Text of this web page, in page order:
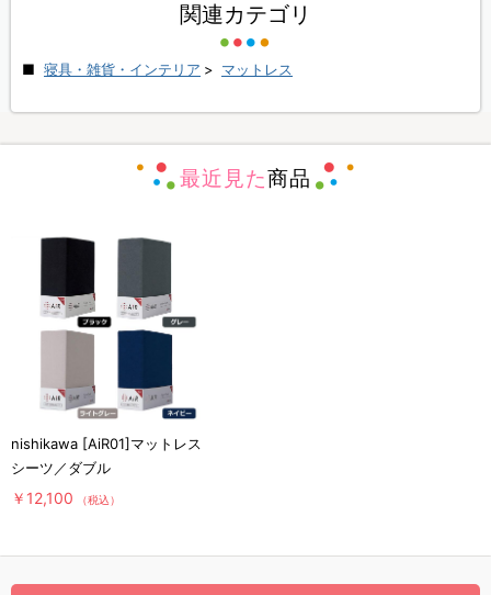
関連カテゴリ
寝具・雑貨・インテリア > マットレス
最近見た商品
nishikawa [AiR01]マットレス
シーツ／ダブル
￥12,100 （税込）